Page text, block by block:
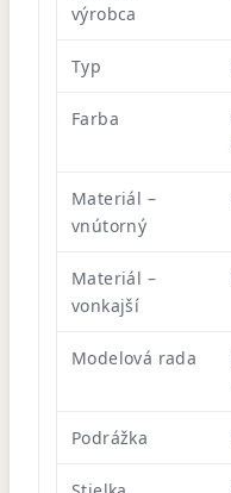
výrobca
Typ
Farba
Materiál –
vnútorný
Materiál –
vonkajší
Modelová rada
Podrážka